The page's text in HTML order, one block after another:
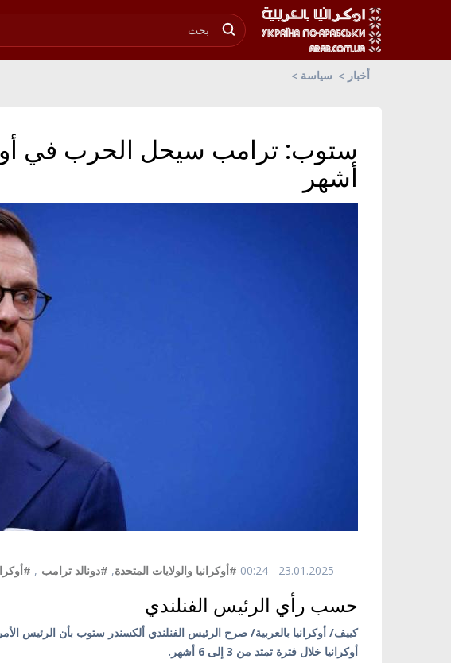
أخبار سياسة
أشهر
23.01.2025 - 00:24 #أوكرانيا والولايات المتحدة, #دونالد ترامب ,
حسب رأي الرئيس الفنلندي
كييف/ أوكرانيا بالعربية/ صرح الرئيس الفنلندي ألكسندر ستوب بأن الرئيس
أوكرانيا خلال فترة تمتد من 3 إلى 6 أشهر.